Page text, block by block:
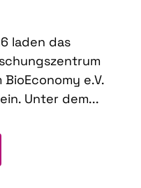
laden das
e.V.
Unter dem...